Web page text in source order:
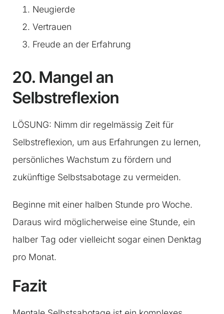
Neugierde
Vertrauen
Freude an der Erfahrung
20. Mangel an
Selbstreflexion
LÖSUNG: Nimm dir regelmässig Zeit für
Selbstreflexion, um aus Erfahrungen zu lernen,
persönliches Wachstum zu fördern und
zukünftige Selbstsabotage zu vermeiden.
Beginne mit einer halben Stunde pro Woche.
Daraus wird möglicherweise eine Stunde, ein
halber Tag oder vielleicht sogar einen Denktag
pro Monat.
Fazit